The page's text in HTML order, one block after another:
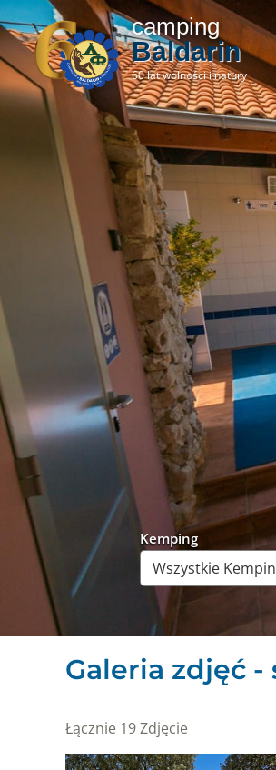
camping
Baldarin
60 lat wolności i natury
Kemping
Galeria zdjęć
Łącznie 19 Zdjęcie